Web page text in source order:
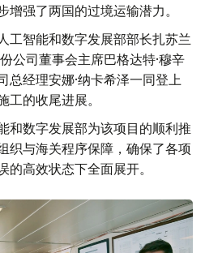
增强了两国的过境运输潜力。
工智能和数字发展部部长扎苏兰
公司董事会主席巴格达特·穆辛
总经理安娜·纳卡希泽一同登上
的收尾进展。
和数字发展部为该项目的顺利推
织与海关程序保障，确保了各项
高效状态下全面展开。